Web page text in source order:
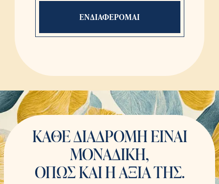
επιτυχία
Ευχαριστούμε πολύ. Ένας
συνεργάτης μας θα έρθει σε
επαφή μαζί σας.
ΚΑΘΕ ΔΙΑΔΡΟΜΗ ΕΙΝΑΙ
ΜΟΝΑΔΙΚΗ,
ΟΠΩΣ ΚΑΙ Η ΑΞΙΑ ΤΗΣ.